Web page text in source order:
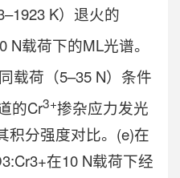
K）退火的
N载荷下的ML光谱。
载荷（5–35 N）条件
的Cr3+掺杂应力发光
积分强度对比。(e)在
在10 N载荷下经